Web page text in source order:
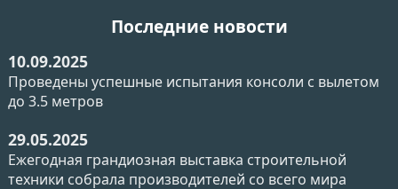
Последние новости
10.09.2025
Проведены успешные испытания консоли с вылетом
до 3.5 метров
29.05.2025
Ежегодная грандиозная выставка строительной
техники собрала производителей со всего мира